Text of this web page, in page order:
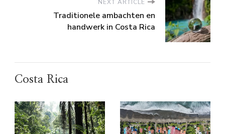
NEXT ARTICLE
Traditionele ambachten en
handwerk in Costa Rica
Costa Rica